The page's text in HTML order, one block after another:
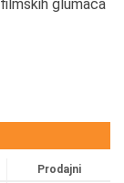
glumaca
Prodajni